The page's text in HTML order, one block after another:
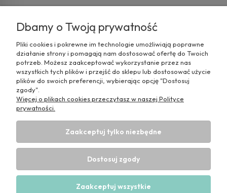
Informacje
Dbamy o Twoją prywatność
Pliki cookies i pokrewne im technologie umożliwiają poprawne
działanie strony i pomagają nam dostosować ofertę do Twoich
potrzeb. Możesz zaakceptować wykorzystanie przez nas
wszystkich tych plików i przejść do sklepu lub dostosować użycie
plików do swoich preferencji, wybierając opcję "Dostosuj
zgody".
Więcej o plikach cookies przeczytasz w naszej Polityce
prywatności.
Zaakceptuj tylko niezbędne
Dostosuj zgody
Zaakceptuj wszystkie